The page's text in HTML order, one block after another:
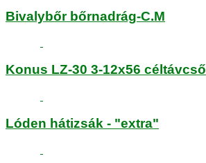
Bivalybőr bőrnadrág-C.M
Konus LZ-30 3-12x56 céltávcső
Lóden hátizsák - "extra"